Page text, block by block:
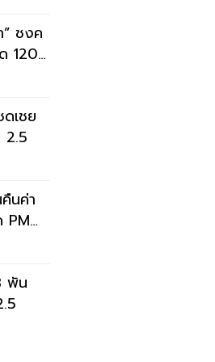
ชงค
120
เชย
2.5
นค่า
PM
พัน